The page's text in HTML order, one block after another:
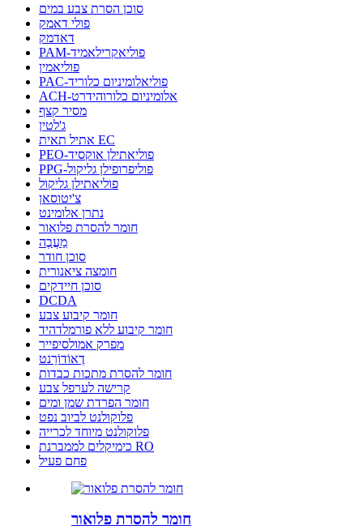
סוכן הסרת צבע במים
פולי דאמק
דאדמק
PAM-פוליאקרילאמיד
פוליאמין
PAC-פוליאלומיניום כלוריד
ACH-אלומיניום כלורוהידרט
מסיר קצף
ג'לטין
אתיל תאית EC
PEO-פוליאתילן אוקסיד
PPG-פוליפרופילן גליקול
פוליאתילן גליקול
צ'יטוסאן
נתרן אלומינט
חומר להסרת פלואור
מַעֲבֶה
סוכן חודר
חומצה ציאנורית
סוכן חיידקים
DCDA
חומר קיבוע צבע
חומר קיבוע ללא פורמלדהיד
מפרק אמולסיפייר
דֶאוֹדוֹרַנט
חומר להסרת מתכות כבדות
קרישה לערפל צבע
חומר הפרדת שמן ומים
פלוקולנט לביוב נפט
פלוקולנט מיוחד לכרייה
כימיקלים לממברנת RO
פחם פעיל
חומר להסרת פלואור